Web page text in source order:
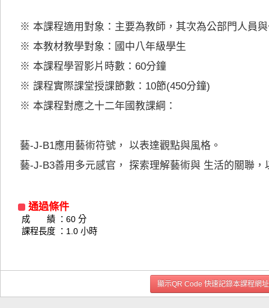
※ 本課程適用對象：主要為教師，其次為公部門人員
※ 本教材教學對象：國中八年級學生
※ 本課程學習影片時數：60分鐘
※ 課程實際課堂授課節數：10節(450分鐘)
※ 本課程對應之十二年國教課綱：
藝-J-B1應用藝術符號， 以表達觀點與風格。
藝-J-B3善用多元感官， 探索理解藝術與 生活的關聯，
通過條件
成 績 ：60 分
課程長度 ：1.0 小時
顯示QR Code 快速記錄本課程網址